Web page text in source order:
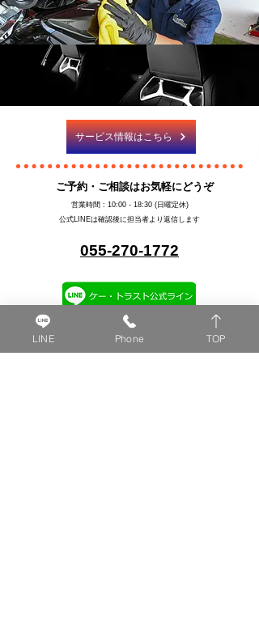
持ち
サービス情報はこちら
​ ご予約・ご相談はお気軽にどうぞ
営業時間 : 10:00 - 18:30 (日曜定休)
​公式LINEは確認後に担当者より返信します
​055-270-1772
​山梨県甲府市国母8-4-3
LINE Phone TOP